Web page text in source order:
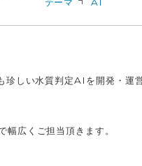
しい水質判定AIを開発・運
広くご担当頂きます。